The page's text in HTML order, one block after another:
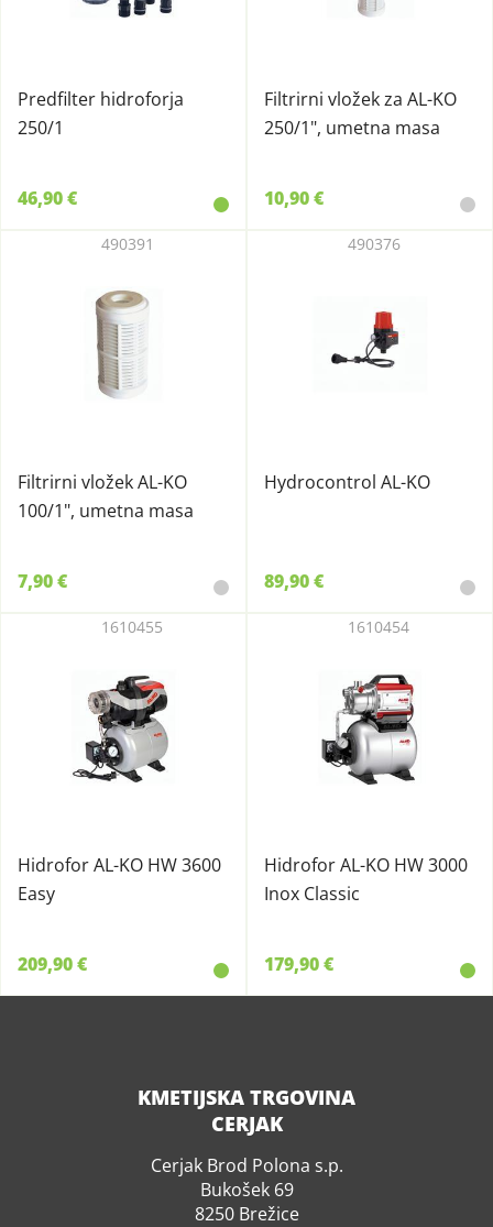
Predfilter hidroforja
250/1
46,90 €
Filtrirni vložek za AL-KO
250/1", umetna masa
10,90 €
Filtrirni vložek AL-KO
100/1", umetna masa
490391
7,90 €
Hydrocontrol AL-KO
490376
89,90 €
Hidrofor AL-KO HW 3600
Easy
1610455
209,90 €
Hidrofor AL-KO HW 3000
Inox Classic
1610454
179,90 €
KMETIJSKA TRGOVINA
CERJAK
Cerjak Brod Polona s.p.
Bukošek 69
8250 Brežice